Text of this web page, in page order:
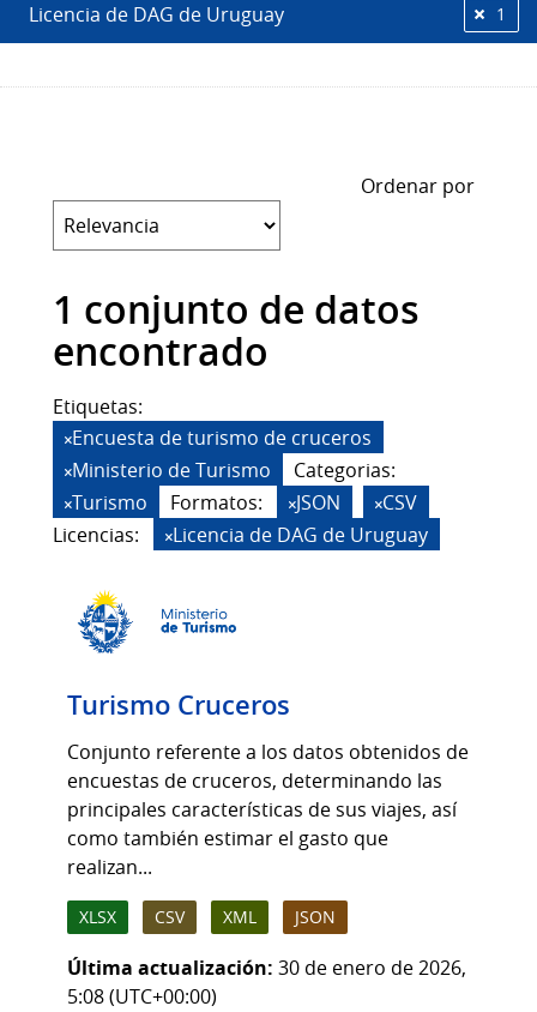
Licencia de DAG de Uruguay 1
Ordenar por
1 conjunto de datos
encontrado
Etiquetas:
Encuesta de turismo de cruceros
Ministerio de Turismo
Categorias:
Turismo
Formatos: JSON
CSV
Licencias:
Licencia de DAG de Uruguay
Turismo Cruceros
Conjunto referente a los datos obtenidos de
encuestas de cruceros, determinando las
principales características de sus viajes, así
como también estimar el gasto que
realizan...
XLSX CSV XML JSON
Última actualización: 30 de enero de 2026,
5:08 (UTC+00:00)